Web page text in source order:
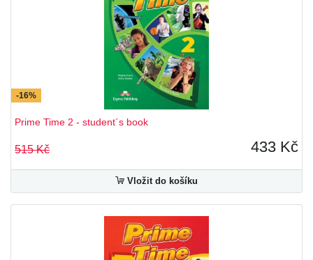
-16%
Prime Time 2 - student´s book
515 Kč 433 Kč
Vložit do košíku